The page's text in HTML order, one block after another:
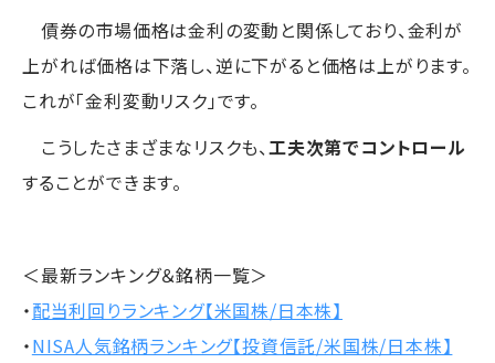
債券の市場価格は金利の変動と関係しており、金利が
上がれば価格は下落し、逆に下がると価格は上がります。
これが「金利変動リスク」です。
こうしたさまざまなリスクも、工夫次第でコントロール
することができます。
＜最新ランキング＆銘柄一覧＞
・配当利回りランキング【米国株/日本株】
・NISA人気銘柄ランキング【投資信託/米国株/日本株】